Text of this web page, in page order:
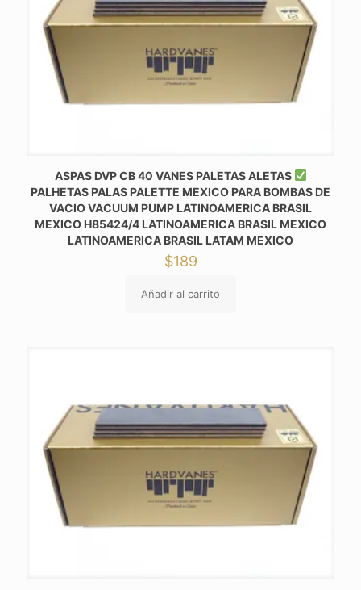
ASPAS DVP CB 40 VANES PALETAS ALETAS
PALHETAS PALAS PALETTE MEXICO PARA BOMBAS DE
VACIO VACUUM PUMP LATINOAMERICA BRASIL
MEXICO H85424/4 LATINOAMERICA BRASIL MEXICO
LATINOAMERICA BRASIL LATAM MEXICO
$189
Añadir al carrito